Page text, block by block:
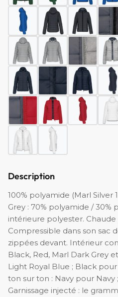
Description
100% polyamide (Marl Silver
Grey : 70% polyamide / 30%
intérieure polyester.
Compressible dans son sac
zippées devant. Intérieur
Black, Red, Marl Dark Grey
Light Royal Blue ; Black
ton sur ton : Navy pour
Garnissage injecté : le